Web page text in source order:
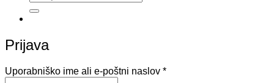
Prijava
Uporabniško ime ali e-poštni naslov *Zahtevano